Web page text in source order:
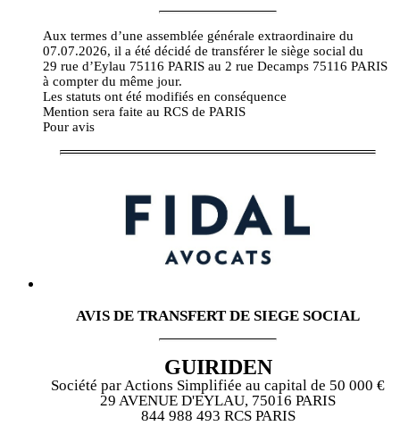
Aux termes d’une assemblée générale extraordinaire du
07.07.2026, il a été décidé de transférer le siège social du
29 rue d’Eylau 75116 PARIS au 2 rue Decamps 75116 PARIS
à compter du même jour.
Les statuts ont été modifiés en conséquence
Mention sera faite au RCS de PARIS
Pour avis
AVIS DE TRANSFERT DE SIEGE SOCIAL
GUIRIDEN
Société par Actions Simplifiée au capital de 50 000 €
29 AVENUE D'EYLAU, 75016 PARIS
844 988 493 RCS PARIS